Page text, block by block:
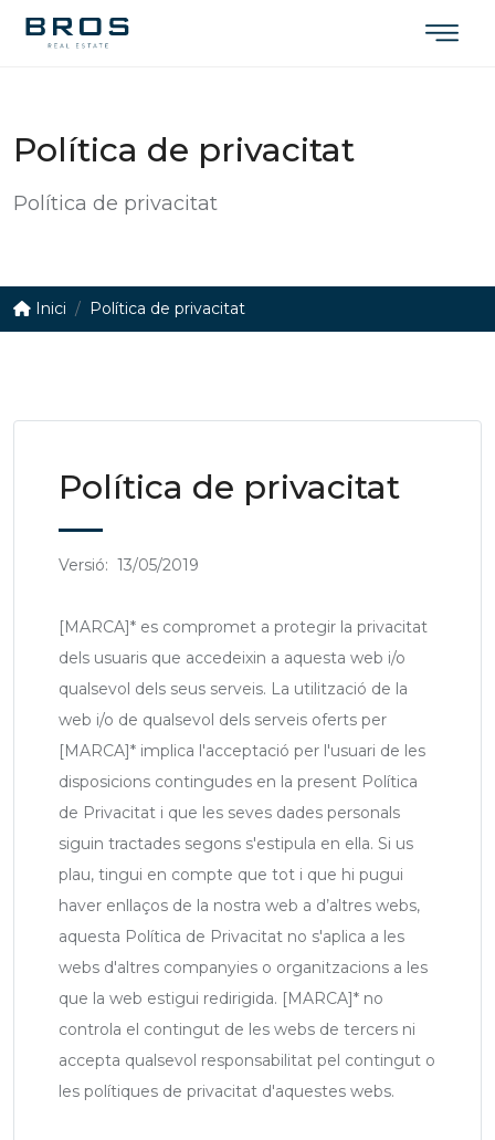
Política de privacitat
Política de privacitat
Inici Política de privacitat
Política de privacitat
Versió: 13/05/2019
[MARCA]* es compromet a protegir la privacitat
dels usuaris que accedeixin a aquesta web i/o
qualsevol dels seus serveis. La utilització de la
web i/o de qualsevol dels serveis oferts per
[MARCA]* implica l'acceptació per l'usuari de les
disposicions contingudes en la present Política
de Privacitat i que les seves dades personals
siguin tractades segons s'estipula en ella. Si us
plau, tingui en compte que tot i que hi pugui
haver enllaços de la nostra web a d’altres webs,
aquesta Política de Privacitat no s'aplica a les
webs d'altres companyies o organitzacions a les
que la web estigui redirigida. [MARCA]* no
controla el contingut de les webs de tercers ni
accepta qualsevol responsabilitat pel contingut o
les polítiques de privacitat d'aquestes webs.